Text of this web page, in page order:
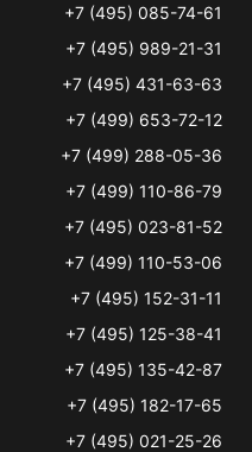
+7 (495) 085-74-61
+7 (495) 989-21-31
+7 (495) 431-63-63
+7 (499) 653-72-12
+7 (499) 288-05-36
+7 (499) 110-86-79
+7 (495) 023-81-52
+7 (499) 110-53-06
+7 (495) 152-31-11
+7 (495) 125-38-41
+7 (495) 135-42-87
+7 (495) 182-17-65
+7 (495) 021-25-26